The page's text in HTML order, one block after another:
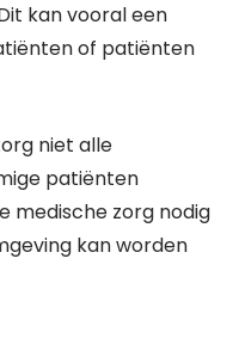
kan vooral een
of patiënten
niet alle
patiënten
medische zorg nodig
kan worden